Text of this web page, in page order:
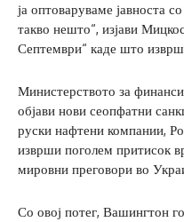
ја оптоваруваме јавноста
такво нешто“, изјави
Септември“ каде што
Министерството за
објави нови сеопфатни
руски нафтени компании,
изврши поголем притисок
мировни преговори во
Со овој потег, Вашингтон